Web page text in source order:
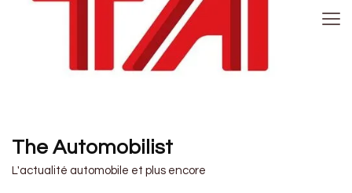
The Automobilist
L'actualité automobile et plus encore